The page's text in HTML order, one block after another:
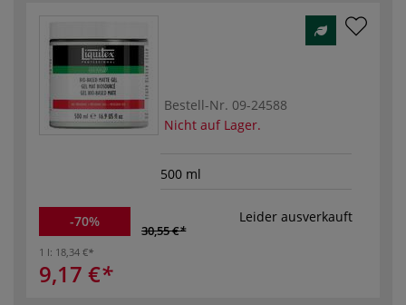
Bestell-Nr. 09-24588
Nicht auf Lager.
500 ml
-70%
30,55 €
1 l: 18,34 €
9,17 €
Leider ausverkauft